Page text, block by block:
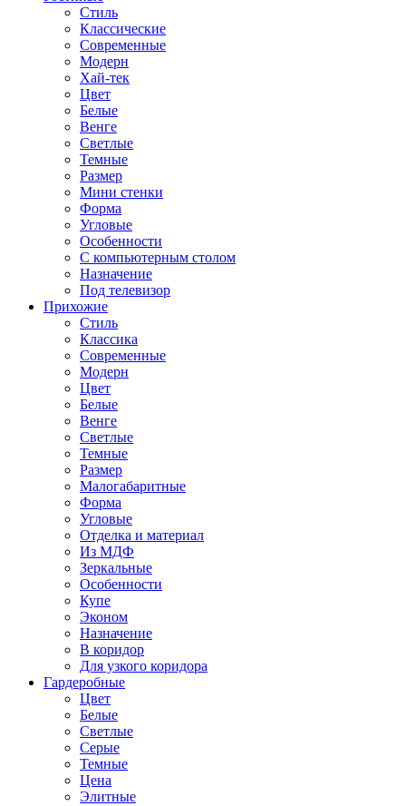
Стиль
Классические
Современные
Модерн
Хай-тек
Цвет
Белые
Венге
Светлые
Темные
Размер
Мини стенки
Форма
Угловые
Особенности
С компьютерным столом
Назначение
Под телевизор
Прихожие
Стиль
Классика
Современные
Модерн
Цвет
Белые
Венге
Светлые
Темные
Размер
Малогабаритные
Форма
Угловые
Отделка и материал
Из МДФ
Зеркальные
Особенности
Купе
Эконом
Назначение
В коридор
Для узкого коридора
Гардеробные
Цвет
Белые
Светлые
Серые
Темные
Цена
Элитные